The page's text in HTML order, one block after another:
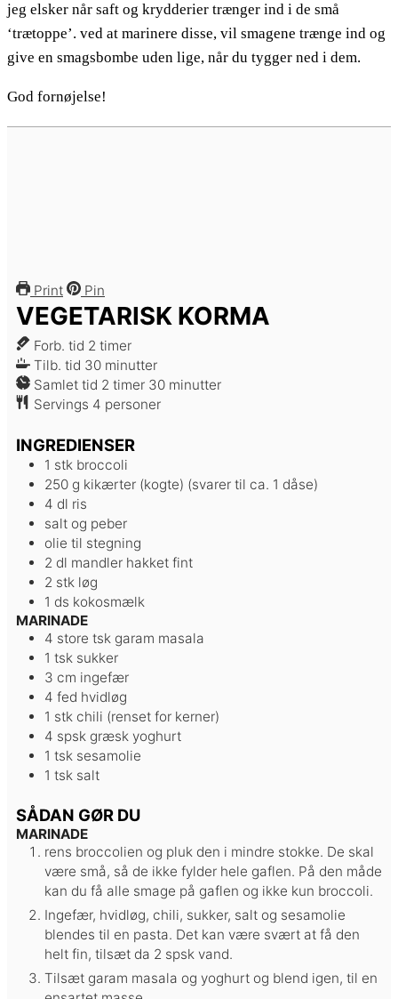
jeg elsker når saft og krydderier trænger ind i de små
‘trætoppe’. ved at marinere disse, vil smagene trænge ind og
give en smagsbombe uden lige, når du tygger ned i dem.
God fornøjelse!
Print Pin
VEGETARISK KORMA
Forb. tid 2 timer
timer
Tilb. tid 30minutter
minutter
Samlet tid 2 timer
timer 30minutter
minutter
Servings 4 personer
INGREDIENSER
1 stk broccoli
250 g kikærter (kogte) (svarer til ca. 1 dåse)
4 dl ris
salt og peber
olie til stegning
2 dl mandler hakket fint
2 stk løg
1 ds kokosmælk
MARINADE
4 store tsk garam masala
1 tsk sukker
3 cm ingefær
4 fed hvidløg
1 stk chili (renset for kerner)
4 spsk græsk yoghurt
1 tsk sesamolie
1 tsk salt
SÅDAN GØR DU
MARINADE
rens broccolien og pluk den i mindre stokke. De skal
være små, så de ikke fylder hele gaflen. På den måde
kan du få alle smage på gaflen og ikke kun broccoli.
Ingefær, hvidløg, chili, sukker, salt og sesamolie
blendes til en pasta. Det kan være svært at få den
helt fin, tilsæt da 2 spsk vand.
Tilsæt garam masala og yoghurt og blend igen, til en